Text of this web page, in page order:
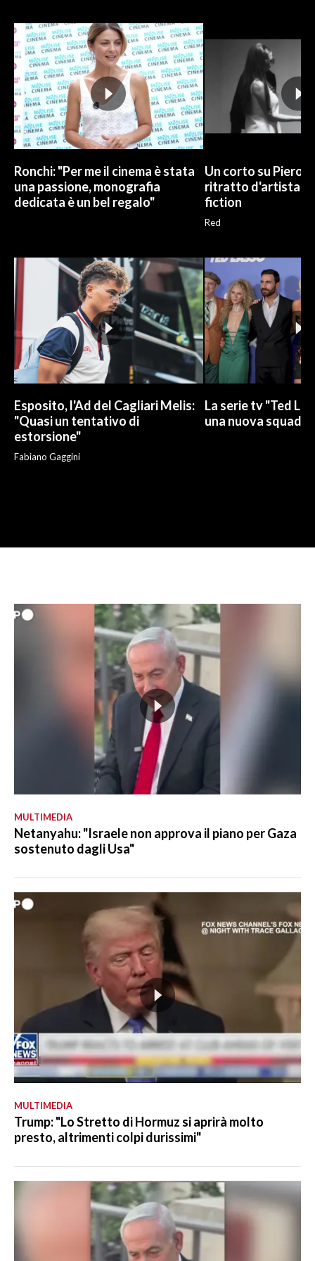
INFO AZIENDE
ABBONATI
ANNUNCI
NECROLOGI
PUBBLICITÀ
SPIAGGE
Ronchi: "Per me il cinema è stata
una passione, monografia
dedicata è un bel regalo"
Un corto su Piero
ritratto d'artista
fiction
Red
Esposito, l'Ad del Cagliari Melis:
"Quasi un tentativo di
estorsione"
Fabiano Gaggini
La serie tv "Ted
una nuova
MULTIMEDIA
Netanyahu: "Israele non approva il piano per Gaza
sostenuto dagli Usa"
MULTIMEDIA
Trump: "Lo Stretto di Hormuz si aprirà molto
presto, altrimenti colpi durissimi"